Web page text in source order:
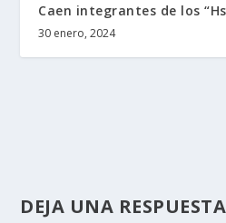
Caen integrantes de los
30 enero, 2024
DEJA UNA RESPUESTA